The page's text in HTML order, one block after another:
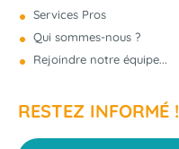
Services Pros
Qui sommes-nous ?
Rejoindre notre équipe...
RESTEZ INFORMÉ !